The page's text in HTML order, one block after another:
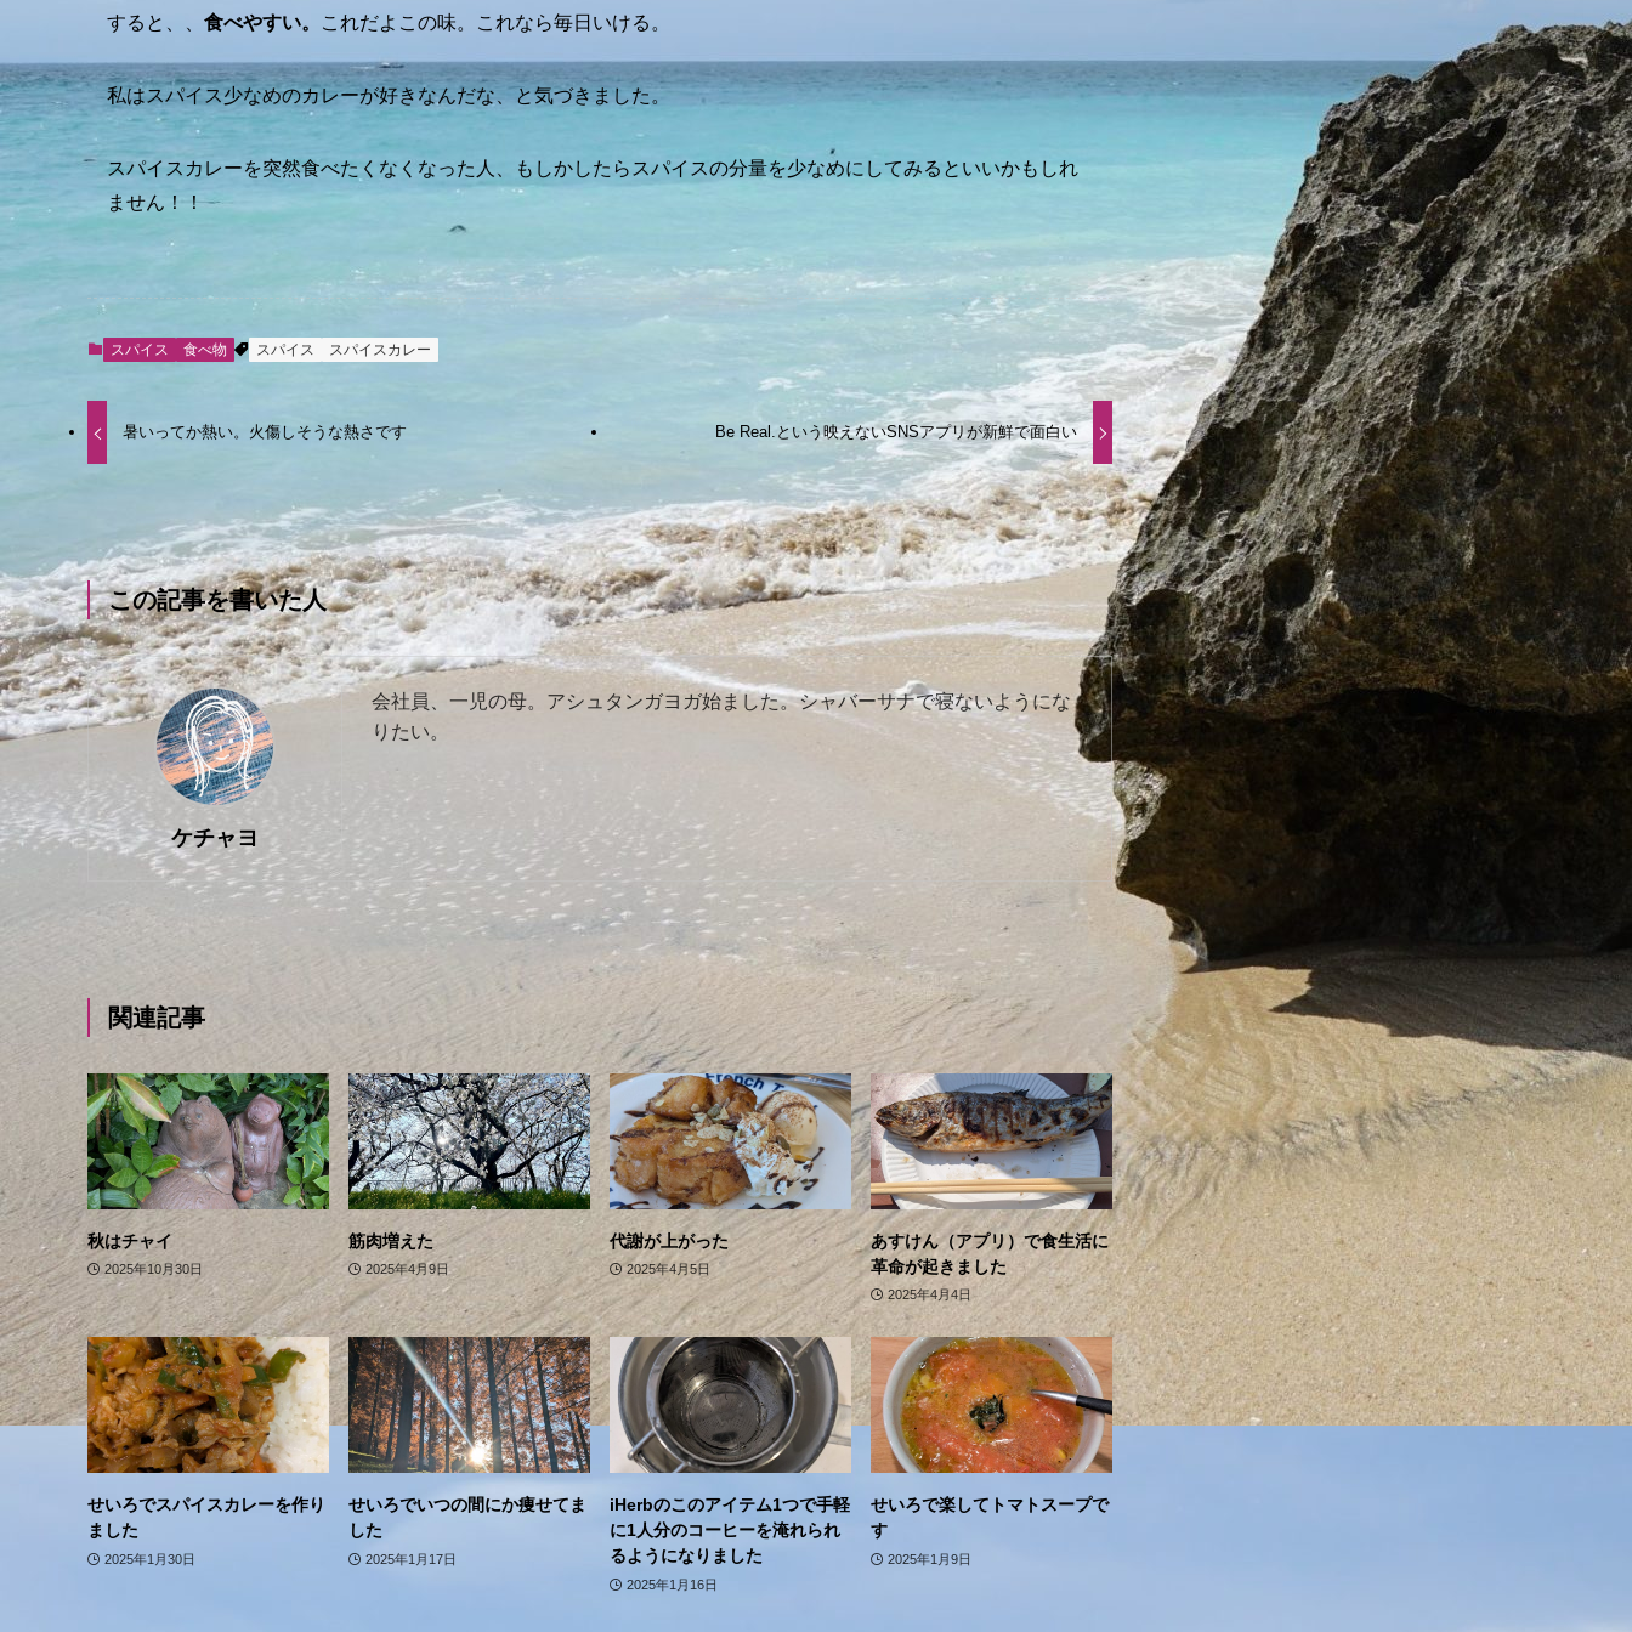
すると、、 食べやすい。 これだよこの味。これなら毎日いける。
私はスパイス少なめのカレーが好きなんだな、と気づきました。
スパイスカレーを突然食べたくなくなった人、もしかしたらスパイスの分量を少なめにしてみるといいかもしれ
ません！！
スパイス 食べ物 スパイス スパイスカレー
暑いってか熱い。火傷しそうな熱さです Be Real.という映えないSNSアプリが新鮮で面白い
この記事を書いた人
ケチャヨ
会社員、一児の母。アシュタンガヨガ始ました。シャバーサナで寝ないようにな
りたい。
関連記事
秋はチャイ
2025年10月30日
筋肉増えた
2025年4月9日
代謝が上がった
2025年4月5日
あすけん（アプリ）で食生活に
革命が起きました
2025年4月4日
せいろでスパイスカレーを作り
ました
2025年1月30日
せいろでいつの間にか痩せてま
した
2025年1月17日
iHerbのこのアイテム1つで手軽
に1人分のコーヒーを淹れられ
るようになりました
2025年1月16日
せいろで楽してトマトスープで
す
2025年1月9日